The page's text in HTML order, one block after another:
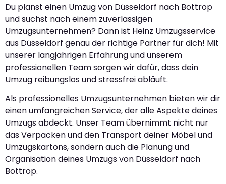
Du planst einen Umzug von Düsseldorf nach Bottrop
und suchst nach einem zuverlässigen
Umzugsunternehmen? Dann ist Heinz Umzugsservice
aus Düsseldorf genau der richtige Partner für dich! Mit
unserer langjährigen Erfahrung und unserem
professionellen Team sorgen wir dafür, dass dein
Umzug reibungslos und stressfrei abläuft.
Als professionelles Umzugsunternehmen bieten wir dir
einen umfangreichen Service, der alle Aspekte deines
Umzugs abdeckt. Unser Team übernimmt nicht nur
das Verpacken und den Transport deiner Möbel und
Umzugskartons, sondern auch die Planung und
Organisation deines Umzugs von Düsseldorf nach
Bottrop.